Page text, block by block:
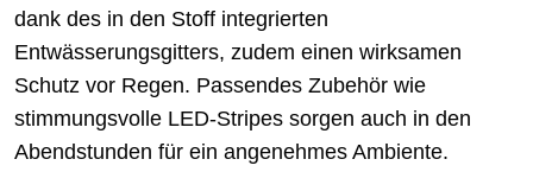
dank des in den Stoff integrierten
Entwässerungsgitters, zudem einen wirksamen
Schutz vor Regen. Passendes Zubehör wie
stimmungsvolle LED-Stripes sorgen auch in den
Abendstunden für ein angenehmes Ambiente.